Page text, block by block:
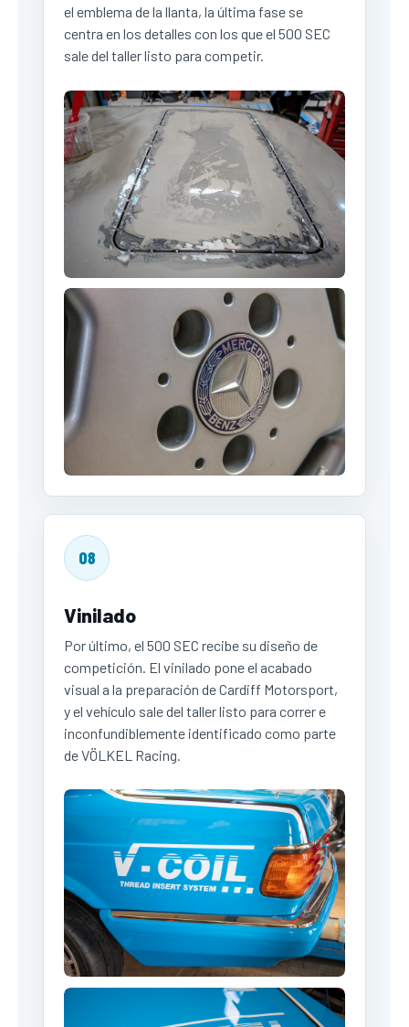
el emblema de la llanta, la última fase se
centra en los detalles con los que el 500 SEC
sale del taller listo para competir.
08
Vinilado
Por último, el 500 SEC recibe su diseño de
competición. El vinilado pone el acabado
visual a la preparación de Cardiff Motorsport,
y el vehículo sale del taller listo para correr e
inconfundiblemente identificado como parte
de VÖLKEL Racing.